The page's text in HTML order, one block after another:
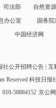
司法部 自然资
办公室 国务
中国经济网
社公开招聘公告 互
Reserved 科技日报
58884152 京公